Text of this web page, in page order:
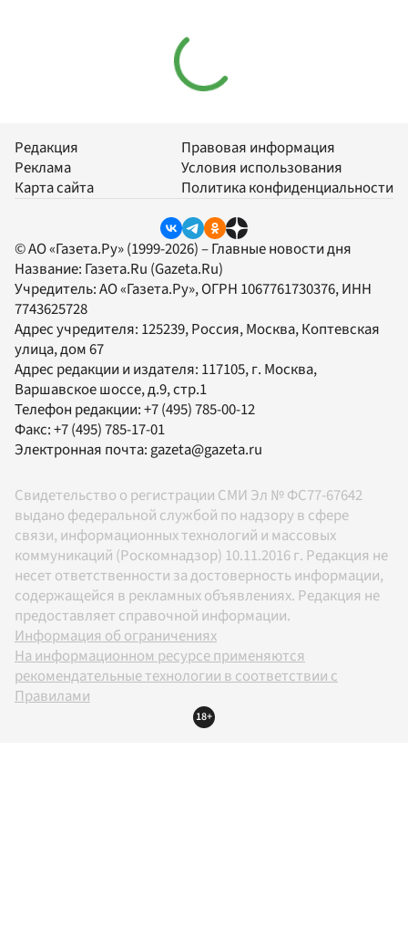
Редакция
Реклама
Карта сайта
Правовая информация
Условия использования
Политика конфиденциальности
© АО «Газета.Ру» (1999-2026) – Главные новости дня
Название: Газета.Ru (Gazeta.Ru)
Учредитель:АО «Газета.Ру», ОГРН 1067761730376, ИНН
7743625728
Адрес учредителя: 125239, Россия, Москва, Коптевская
улица, дом 67
Адрес редакции и издателя: 117105, г. Москва,
Варшавское шоссе, д.9, стр.1
Телефон редакции:+7 (495) 785-00-12
Факс:+7 (495) 785-17-01
Электронная почта: gazeta@gazeta.ru
Свидетельство о регистрации СМИ Эл № ФС77-67642
выдано федеральной службой по надзору в сфере
связи, информационных технологий и массовых
коммуникаций (Роскомнадзор) 10.11.2016 г. Редакция не
несет ответственности за достоверность информации,
содержащейся в рекламных объявлениях. Редакция не
предоставляет справочной информации.
Информация об ограничениях
На информационном ресурсе применяются
рекомендательные технологии в соответствии с
Правилами
18+